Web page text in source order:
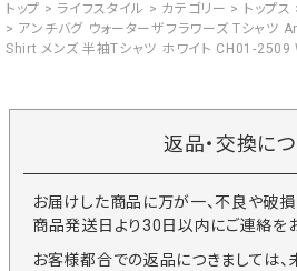
トップ
ライフスタイル カテゴリー トップス
アンチバグ ウォーターザフラワーズ Tシャ
Shirt メンズ 半袖Tシャツ ホワイト CH01-2509
返品・交換に
お届けした商品に万が一、不良や破損
商品発送日より30日以内にご連絡を
お客様都合での返品につきましては、